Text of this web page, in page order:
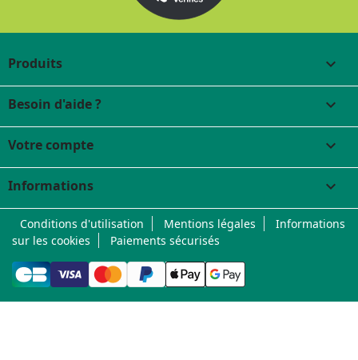
Produits 
Besoin d'aide ? 
Votre compte 
Informations keyboard_arrow_down
Conditions d'utilisation Mentions légales
Informations
sur les cookies
Paiements sécurisés